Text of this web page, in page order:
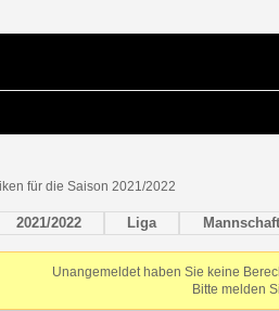
für die Saison 2021/2022
2021/2022 Liga
Unangemeldet haben Sie keine
Bitte melden